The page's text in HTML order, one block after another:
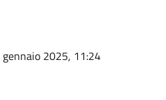
gennaio 2025, 11:24